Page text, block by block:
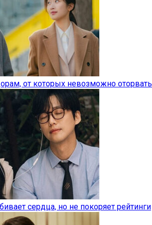
от которых невозможно
сердца, но не покоряет рейтинги